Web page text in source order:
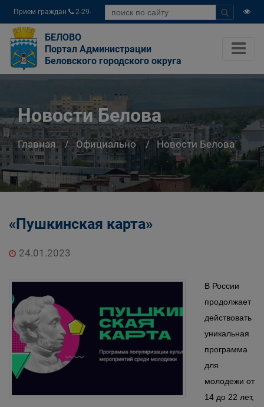
Прием граждан
2-29-
04
БЕЛОВО
Портал Администрации
Беловского городского округа
Новости Белова
Главная Официально Новости Белова
«Пушкинская карта»
24.01.2023
В России
продолжает
действовать
уникальная
программа
для
молодежи от
14 до 22 лет,